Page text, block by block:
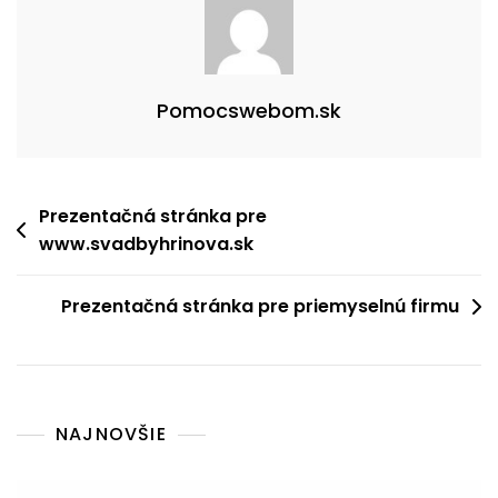
Pomocswebom.sk
Prezentačná stránka pre
www.svadbyhrinova.sk
Prezentačná stránka pre priemyselnú firmu
NAJNOVŠIE